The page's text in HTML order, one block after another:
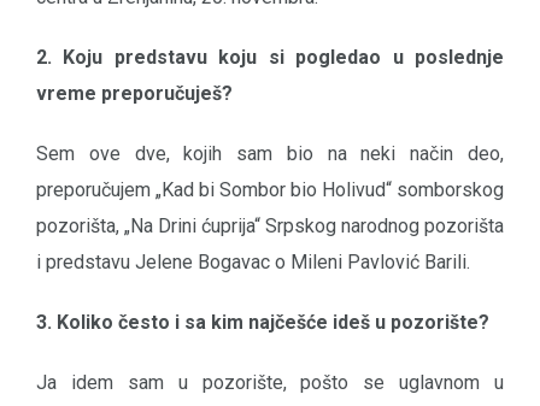
2. Koju predstavu koju si pogledao u poslednje
vreme preporučuješ?
Sem ove dve, kojih sam bio na neki način deo,
preporučujem „Kad bi Sombor bio Holivud“ somborskog
pozorišta, „Na Drini ćuprija“ Srpskog narodnog pozorišta
i predstavu Jelene Bogavac o Mileni Pavlović Barili.
3. Koliko često i sa kim najčešće ideš u pozorište?
Ja idem sam u pozorište, pošto se uglavnom u